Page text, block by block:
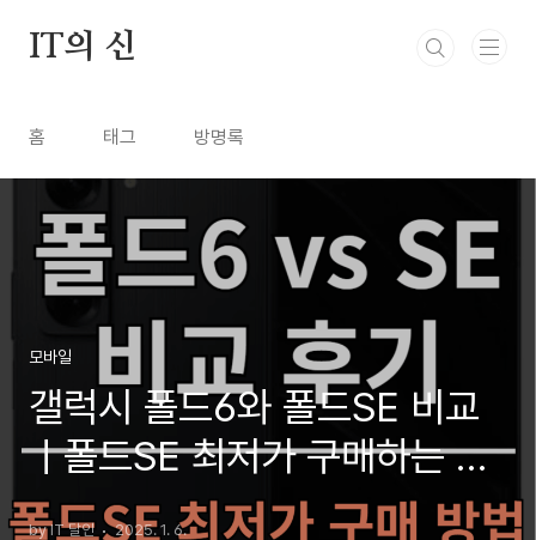
IT의 신
홈 태그 방명록
모바일
갤럭시 폴드6와 폴드SE 비교
ㅣ폴드SE 최저가 구매하는 방
법
by IT 달인 2025. 1. 6.